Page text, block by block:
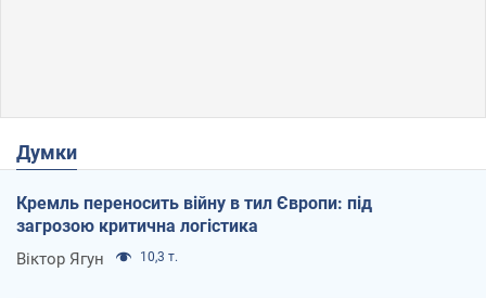
Думки
Кремль переносить війну в тил Європи: під
загрозою критична логістика
Віктор Ягун 10,3 т.